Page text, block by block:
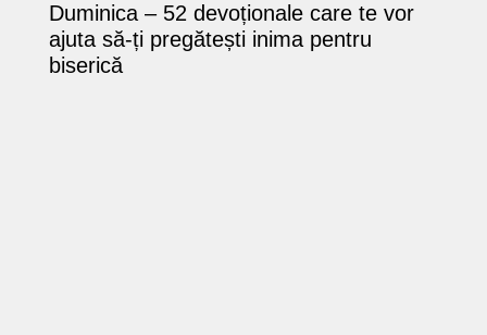
Duminica – 52 devoționale care te vor
ajuta să-ți pregătești inima pentru
biserică